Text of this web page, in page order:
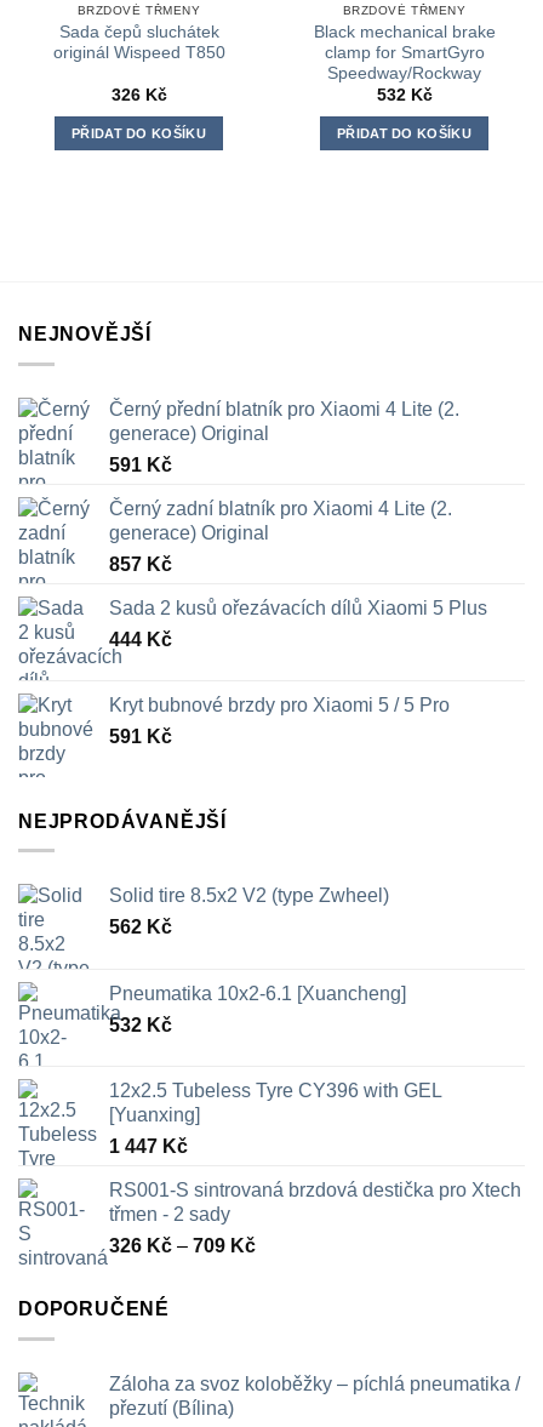
BRZDOVÉ TŘMENY
Sada čepů sluchátek
originál Wispeed T850
326 Kč
PŘIDAT DO KOŠÍKU
BRZDOVÉ TŘMENY
Black mechanical brake
clamp for SmartGyro
Speedway/Rockway
532 Kč
PŘIDAT DO KOŠÍKU
NEJNOVĚJŠÍ
Černý přední blatník pro Xiaomi 4 Lite (2.
generace) Original
591 Kč
Černý zadní blatník pro Xiaomi 4 Lite (2.
generace) Original
857 Kč
Sada 2 kusů ořezávacích dílů Xiaomi 5 Plus
444 Kč
Kryt bubnové brzdy pro Xiaomi 5 / 5 Pro
591 Kč
NEJPRODÁVANĚJŠÍ
Solid tire 8.5x2 V2 (type Zwheel)
562 Kč
Pneumatika 10x2-6.1 [Xuancheng]
532 Kč
12x2.5 Tubeless Tyre CY396 with GEL
[Yuanxing]
1 447 Kč
RS001-S sintrovaná brzdová destička pro Xtech
třmen - 2 sady
326 Kč – 709 KčRozpětí
DOPORUČENÉ
Záloha za svoz koloběžky – píchlá pneumatika /
přezutí (Bílina)